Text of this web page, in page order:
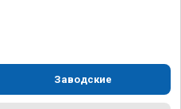
Заводские